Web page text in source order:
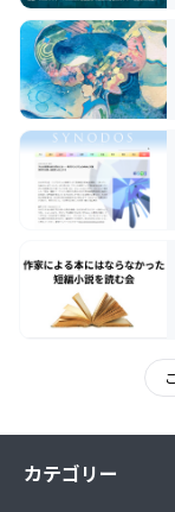
カテゴリー